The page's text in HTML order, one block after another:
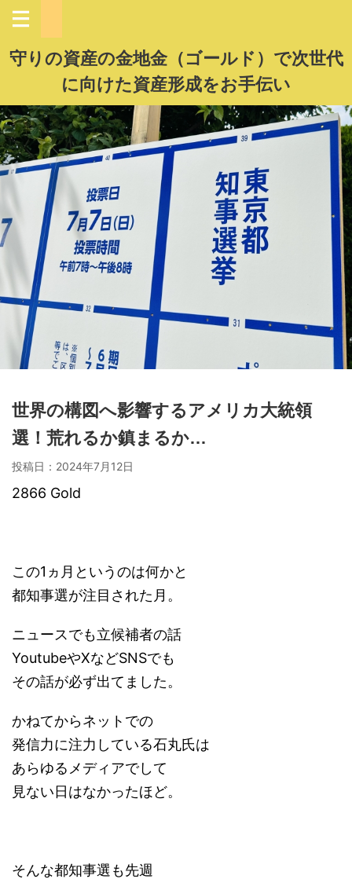
守りの資産の金地金（ゴールド）で次世代
に向けた資産形成をお手伝い
世界の構図へ影響するアメリカ大統領
選！荒れるか鎮まるか…
投稿日： 2024年7月12日
2866 Gold
この1ヵ月というのは何かと
都知事選が注目された月。
ニュースでも立候補者の話
YoutubeやXなどSNSでも
その話が必ず出てました。
かねてからネットでの
発信力に注力している石丸氏は
あらゆるメディアでして
見ない日はなかったほど。
そんな都知事選も先週